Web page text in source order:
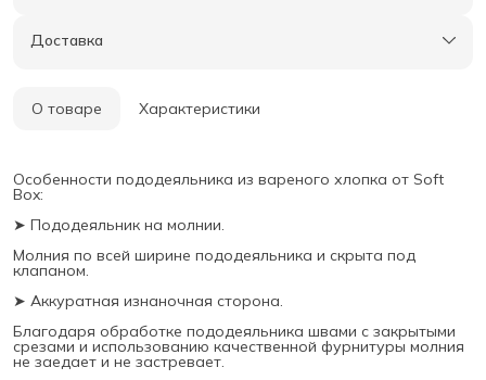
Доставка
О товаре Характеристики
Особенности пододеяльника из вареного хлопка от Soft
Box:
➤ Пододеяльник на молнии.
Молния по всей ширине пододеяльника и скрыта под
клапаном.
➤ Аккуратная изнаночная сторона.
Благодаря обработке пододеяльника швами с закрытыми
срезами и использованию качественной фурнитуры молния
не заедает и не застревает.